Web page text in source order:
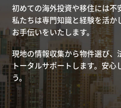
初めての海外投資や移住には不
私たちは専門知識と経験を活か
お手伝いをいたします。
現地の情報収集から物件選び、
トータルサポートします。安心
う。